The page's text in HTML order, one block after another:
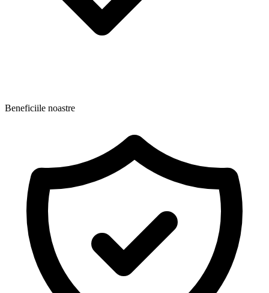
Beneficiile noastre